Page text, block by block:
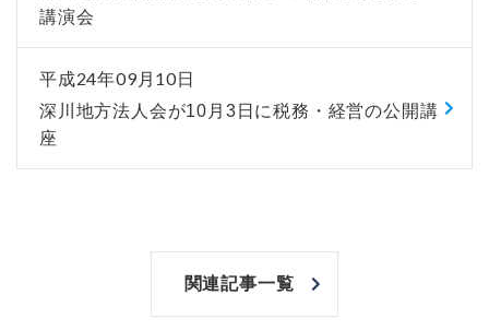
講演会
平成24年09月10日
深川地方法人会が10月3日に税務・経営の公開講
座
関連記事一覧